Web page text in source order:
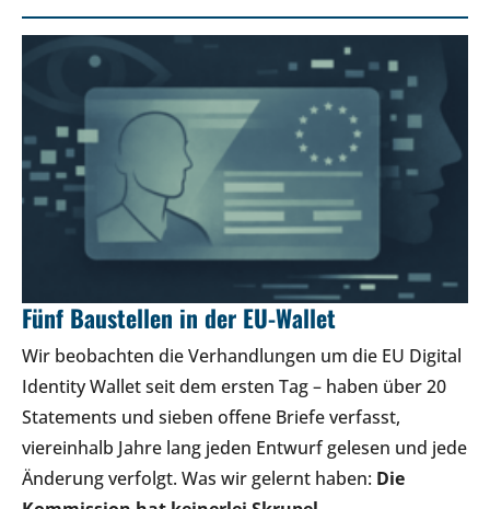
Fünf Baustellen in der EU-Wallet
Wir beobachten die Verhandlungen um die EU Digital
Identity Wallet seit dem ersten Tag – haben über 20
Statements und sieben offene Briefe verfasst,
viereinhalb Jahre lang jeden Entwurf gelesen und jede
Änderung verfolgt. Was wir gelernt haben: Die